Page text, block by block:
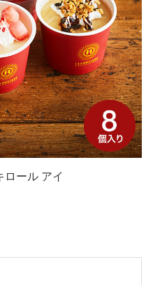
ロール アイ